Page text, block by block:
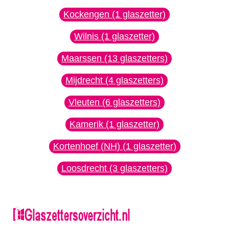
Kockengen (1 glaszetter)
Wilnis (1 glaszetter)
Maarssen (13 glaszetters)
Mijdrecht (4 glaszetters)
Vleuten (6 glaszetters)
Kamerik (1 glaszetter)
Kortenhoef (NH) (1 glaszetter)
Loosdrecht (3 glaszetters)